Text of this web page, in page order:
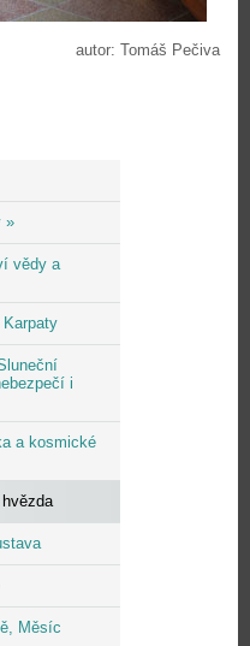
»
vědy a
i
a kosmické
Měsíc
autor: Tomáš Pečiva